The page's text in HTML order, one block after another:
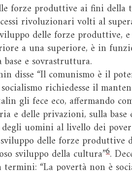
forze produttive ai fini della
rivoluzionari volti al
delle forze
a una superiore, è in
e sovrastruttura.
disse “Il comunismo è il
richiedesse il
gli fece eco, affermando
e delle privazioni, sulla
uomini al livello dei
delle forze produttive
sviluppo della cultura”6.